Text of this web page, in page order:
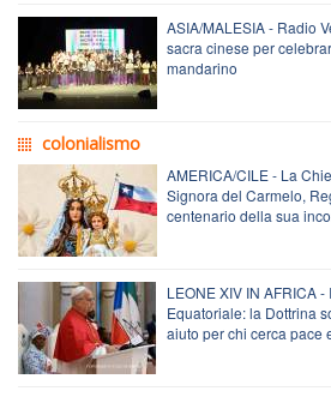
ASIA/MALESIA - Radio
sacra cinese per
mandarino
colonialismo
AMERICA/CILE - La
Signora del Carmelo,
centenario della sua
LEONE XIV IN AFRICA
Equatoriale: la Dottrina
aiuto per chi cerca pace